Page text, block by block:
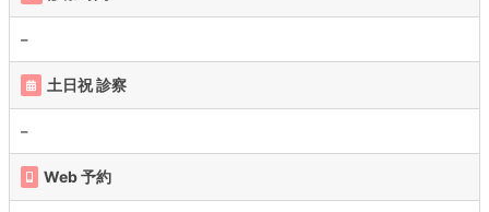
–
土日祝 診察
–
Web 予約